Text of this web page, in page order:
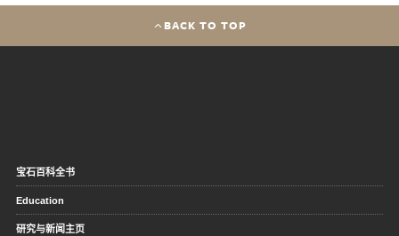
BACK TO TOP
宝石百科全书
Education
研究与新闻主页